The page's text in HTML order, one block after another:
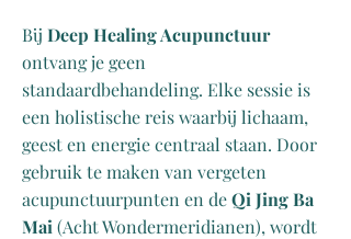
Bij Deep Healing Acupunctuur
ontvang je geen
standaardbehandeling. Elke sessie is
een holistische reis waarbij lichaam,
geest en energie centraal staan. Door
gebruik te maken van vergeten
acupunctuurpunten en deQi Jing Ba
Mai (Acht Wondermeridianen), wordt